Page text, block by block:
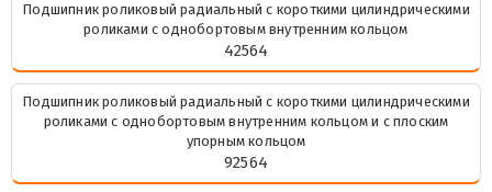
Подшипник роликовый радиальный с короткими цилиндрическими
роликами с однобортовым внутренним кольцом
42564
Подшипник роликовый радиальный с короткими цилиндрическими
роликами с однобортовым внутренним кольцом и с плоским
упорным кольцом
92564